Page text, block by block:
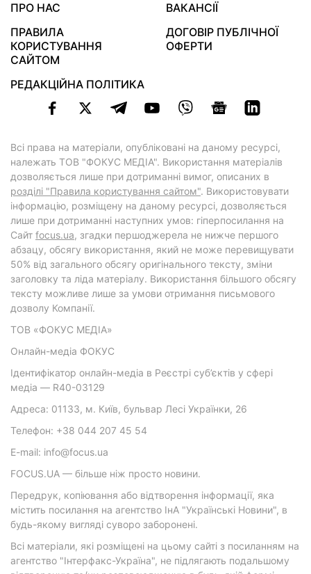
ПРО НАС
ВАКАНСІЇ
ПРАВИЛА
КОРИСТУВАННЯ
САЙТОМ
ДОГОВІР ПУБЛІЧНОЇ
ОФЕРТИ
РЕДАКЦІЙНА ПОЛІТИКА
Всі права на матеріали, опубліковані на даному ресурсі,
належать ТОВ "ФОКУС МЕДІА". Використання матеріалів
дозволяється лише при дотриманні вимог, описаних в
розділі "Правила користування сайтом". Використовувати
інформацію, розміщену на даному ресурсі, дозволяється
лише при дотриманні наступних умов: гіперпосилання на
Cайт focus.ua, згадки першоджерела не нижче першого
абзацу, обсягу використання, який не може перевищувати
50% від загального обсягу оригінального тексту, зміни
заголовку та ліда матеріалу. Використання більшого обсягу
тексту можливе лише за умови отримання письмового
дозволу Компанії.
ТОВ «ФОКУС МЕДІА»
Онлайн-медіа ФОКУС
Ідентифікатор онлайн-медіа в Реєстрі суб’єктів у сфері
медіа — R40-03129
Адреса: 01133, м. Київ, бульвар Лесі Українки, 26
Телефон: +38 044 207 45 54
E-mail: info@focus.ua
FOCUS.UA — більше ніж просто новини.
Передрук, копіювання або відтворення інформації, яка
містить посилання на агентство ІнА "Українські Новини", в
будь-якому вигляді суворо заборонені.
Всі матеріали, які розміщені на цьому сайті з посиланням на
агентство "Інтерфакс-Україна", не підлягають подальшому